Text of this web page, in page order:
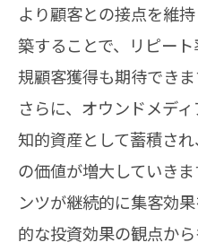
より顧客との接点を維
築することで、リピー
規顧客獲得も期待できま
さらに、オウンドメデ
知的資産として蓄積さ
の価値が増大していき
ンツが継続的に集客効
的な投資効果の観点か